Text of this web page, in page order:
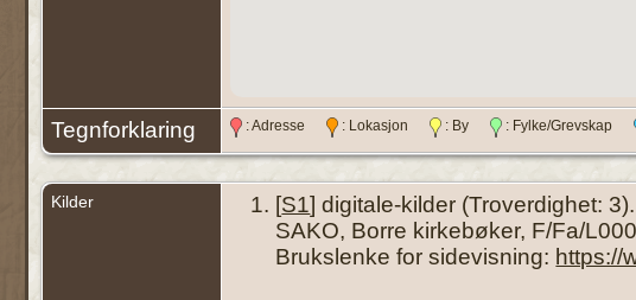
Tegnforklaring : Adresse : Lokasjon : By : Fylke/Grevskap
Kilder [S1] digitale-kilder (Troverdighet: 3).
SAKO, Borre kirkebøker, F/Fa/
Brukslenke for sidevisning: https://